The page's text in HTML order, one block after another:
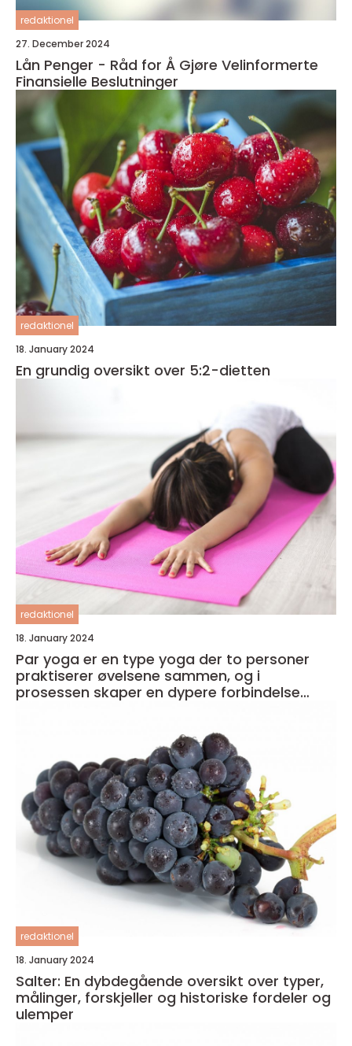
redaktionel
27. December 2024
Lån Penger - Råd for Å Gjøre Velinformerte
Finansielle Beslutninger
redaktionel
18. January 2024
En grundig oversikt over 5:2-dietten
redaktionel
18. January 2024
Par yoga er en type yoga der to personer
praktiserer øvelsene sammen, og i
prosessen skaper en dypere forbindelse
redaktionel
18. January 2024
Salter: En dybdegående oversikt over typer,
målinger, forskjeller og historiske fordeler og
ulemper